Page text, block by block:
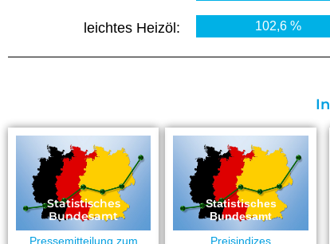
leichtes Heizöl: 102,6 %
Statistisches
Bundesamt
Pressemitteilung zum
Statistisches
Bundesamt
Preisindizes